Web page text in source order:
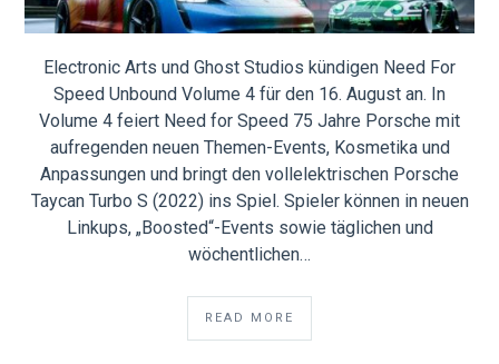
Electronic Arts und Ghost Studios kündigen Need For
Speed Unbound Volume 4 für den 16. August an. In
Volume 4 feiert Need for Speed 75 Jahre Porsche mit
aufregenden neuen Themen-Events, Kosmetika und
Anpassungen und bringt den vollelektrischen Porsche
Taycan Turbo S (2022) ins Spiel. Spieler können in neuen
Linkups, „Boosted“-Events sowie täglichen und
wöchentlichen…
READ MORE